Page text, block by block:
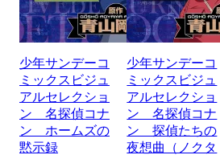
少年サンデーコ
ミックスビジュ
アルセレクショ
ン 名探偵コナ
ン ホームズの
黙示録
少年サンデーコ
ミックスビジュ
アルセレクショ
ン 名探偵コナ
ン 探偵たちの
夜想曲（ノクタ